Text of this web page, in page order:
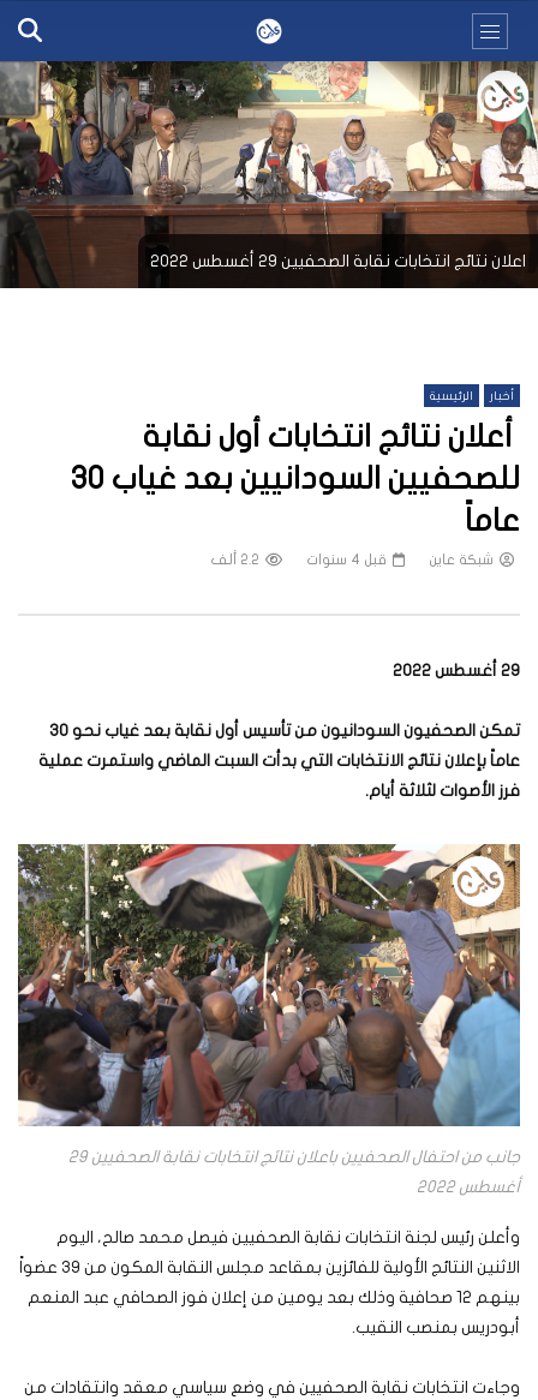
اعلان نتائج انتخابات نقابة الصحفيين 29 أغسطس 2022
أخبار الرئيسية
أعلان نتائج انتخابات أول نقابة
للصحفيين السودانيين بعد غياب 30
عاماً
شبكة عاين قبل 4 سنوات 2.2 ألف
29 أغسطس 2022
تمكن الصحفيون السودانيون من تأسيس أول نقابة بعد غياب نحو 30
عاماً بإعلان نتائج الانتخابات التي بدأت السبت الماضي واستمرت عملية
فرز الأصوات لثلاثة أيام.
جانب من احتفال الصحفيين باعلان نتائج انتخابات نقابة الصحفيين 29
أغسطس 2022
وأعلن رئيس لجنة انتخابات نقابة الصحفيين فيصل محمد صالح، اليوم
الاثنين النتائج الأولية للفائزين بمقاعد مجلس النقابة المكون من 39 عضواً
بينهم 12 صحافية وذلك بعد يومين من إعلان فوز الصحافي عبد المنعم
أبودريس بمنصب النقيب.
وجاءت انتخابات نقابة الصحفيين في وضع سياسي معقد وانتقادات من